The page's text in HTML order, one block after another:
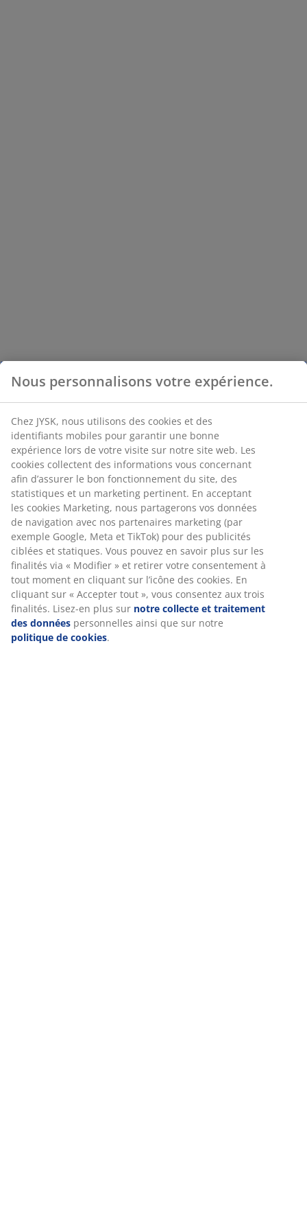
Nous personnalisons votre expérience.
Chez JYSK, nous utilisons des cookies et des
identifiants mobiles pour garantir une bonne
expérience lors de votre visite sur notre site web. Les
cookies collectent des informations vous concernant
afin d’assurer le bon fonctionnement du site, des
statistiques et un marketing pertinent. En acceptant
les cookies Marketing, nous partagerons vos données
de navigation avec nos partenaires marketing (par
exemple Google, Meta et TikTok) pour des publicités
ciblées et statiques. Vous pouvez en savoir plus sur les
finalités via « Modifier » et retirer votre consentement à
tout moment en cliquant sur l’icône des cookies. En
cliquant sur « Accepter tout », vous consentez aux trois
finalités. Lisez-en plus sur notre collecte et traitement
des données personnelles ainsi que sur notre
politique de cookies.